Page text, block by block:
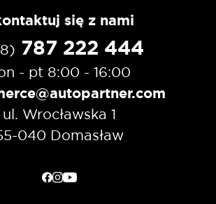
się z nami
787 222 444
- pt 8:00 - 16:00
ul. Wrocławska 1
040 Domasław